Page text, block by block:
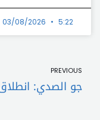
03/08/2026 5:22 م
PREVIOUS